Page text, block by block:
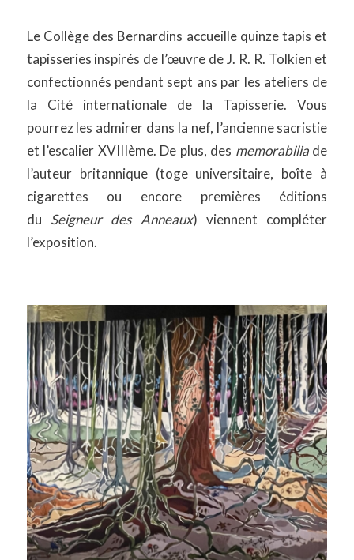
Le Collège des Bernardins accueille quinze tapis et
tapisseries inspirés de l’œuvre de J. R. R. Tolkien et
confectionnés pendant sept ans par les ateliers de
la Cité internationale de la Tapisserie. Vous
pourrez les admirer dans la nef, l’ancienne sacristie
et l’escalier XVIIIème. De plus, des memorabiliade
l’auteur britannique (toge universitaire, boîte à
cigarettes ou encore premières éditions
du Seigneur des Anneaux) viennent compléter
l’exposition.